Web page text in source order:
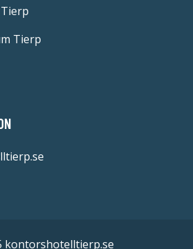
Tierp
kontorshotelltierp.se